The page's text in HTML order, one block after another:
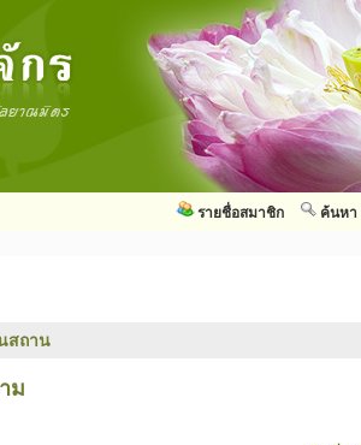
ค้นหา
รายชื่อสมาชิก
สถาน
ม